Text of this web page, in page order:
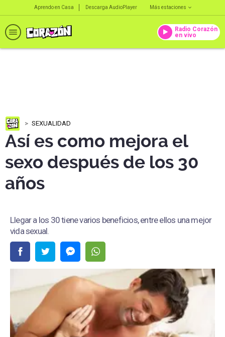
Aprendo en Casa Descarga AudioPlayer Más estaciones
Radio Corazón
en vivo
SEXUALIDAD
Así es como mejora el
sexo después de los 30
años
Llegar a los 30 tiene varios beneficios, entre ellos una mejor
vida sexual.